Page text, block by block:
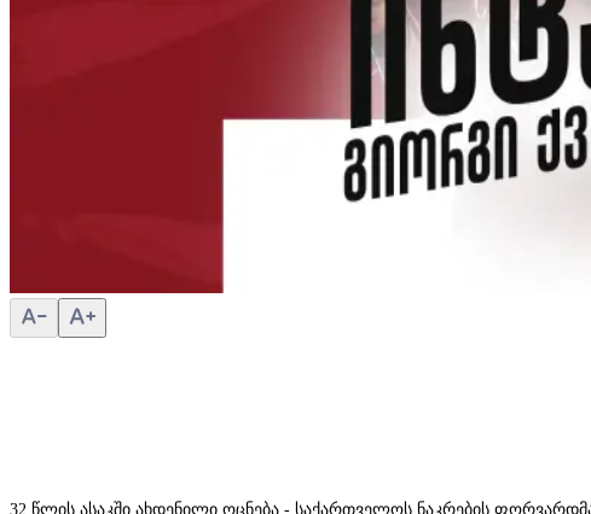
32 წლის ასაკში ახდენილი ოცნება - საქართველოს ნაკრების